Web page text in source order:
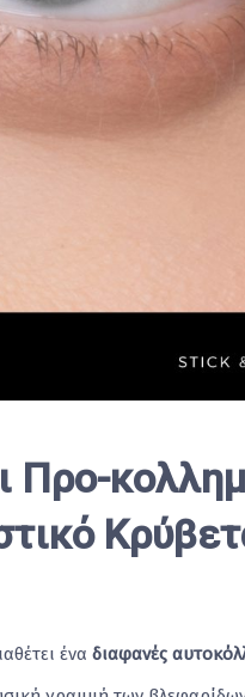
Προ-
ένα διαφανές